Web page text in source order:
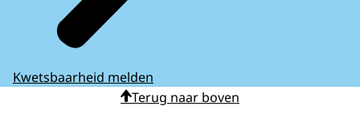
Kwetsbaarheid melden
Terug naar boven